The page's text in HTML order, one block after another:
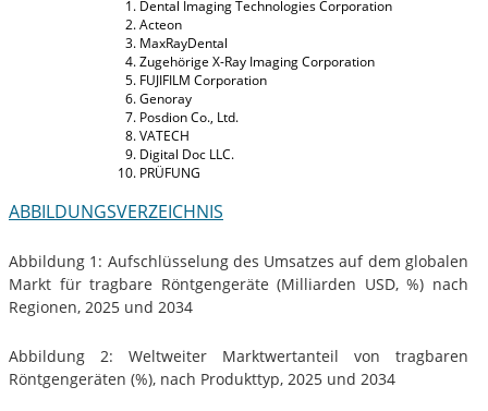
Dental Imaging Technologies Corporation
Acteon
MaxRayDental
Zugehörige X-Ray Imaging Corporation
FUJIFILM Corporation
Genoray
Posdion Co., Ltd.
VATECH
Digital Doc LLC.
PRÜFUNG
ABBILDUNGSVERZEICHNIS
Abbildung 1: Aufschlüsselung des Umsatzes auf dem globalen
Markt für tragbare Röntgengeräte (Milliarden USD, %) nach
Regionen, 2025 und 2034
Abbildung 2: Weltweiter Marktwertanteil von tragbaren
Röntgengeräten (%), nach Produkttyp, 2025 und 2034